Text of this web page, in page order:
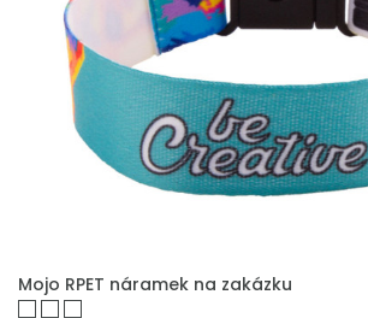
PŘIDAT DO POPTÁVKY
Mojo RPET náramek na zakázku